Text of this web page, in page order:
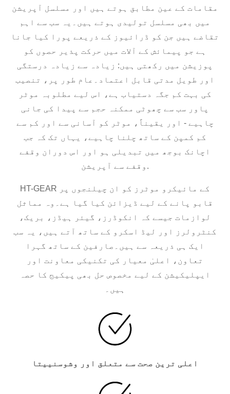
مقامات کے عین مطابق ہوتے ہیں اور مسلسل آپریشن
میں بھی مسلسل تولیدی ہوتے ہیں۔یہ سب سے اہم
تقاضے ہیں جن کو ڈرائیوز کے ذریعے پورا کیا جانا
ہے جو پیمائش کے آلات میں حرکت پذیر حصوں کو
پوزیشن میں رکھتی ہیں: زیادہ سے زیادہ درستگی
اور طویل مدتی قابل اعتماد۔عام طور پر، تنصیب
کی بہت کم جگہ دستیاب ہے، اس لیے مطلوبہ موٹر
پاور سب سے چھوٹی ممکنہ حجم سے پیدا کی جانی
چاہیے - اور یقیناً، موٹر کو آسانی سے اور کم سے
کم کمپن کے ساتھ چلنا چاہیے، یہاں تک کہ جب
اچانک بوجھ میں تبدیلی ہو اور اس دوران وقفے
وقفے سے آپریشن.
HT-GEAR کے مائیکرو موٹرز کو ان چیلنجوں پر
قابو پانے کے لیے ڈیزائن کیا گیا ہے۔وہ مماثل
لوازمات جیسے کہ انکوڈرز، گیئر ہیڈز، بریک،
کنٹرولرز اور لیڈ اسکرو کے ساتھ آتے ہیں، یہ سب
ایک ہی ذریعہ سے ہیں۔صارفین کے ساتھ گہرا
تعاون، اعلیٰ معیار کی تکنیکی معاونت اور
ایپلیکیشن کے لیے مخصوص حل بھی پیکیج کا حصہ
ہیں۔
اعلی ترین صحت سے متعلق اور وشوسنییتا